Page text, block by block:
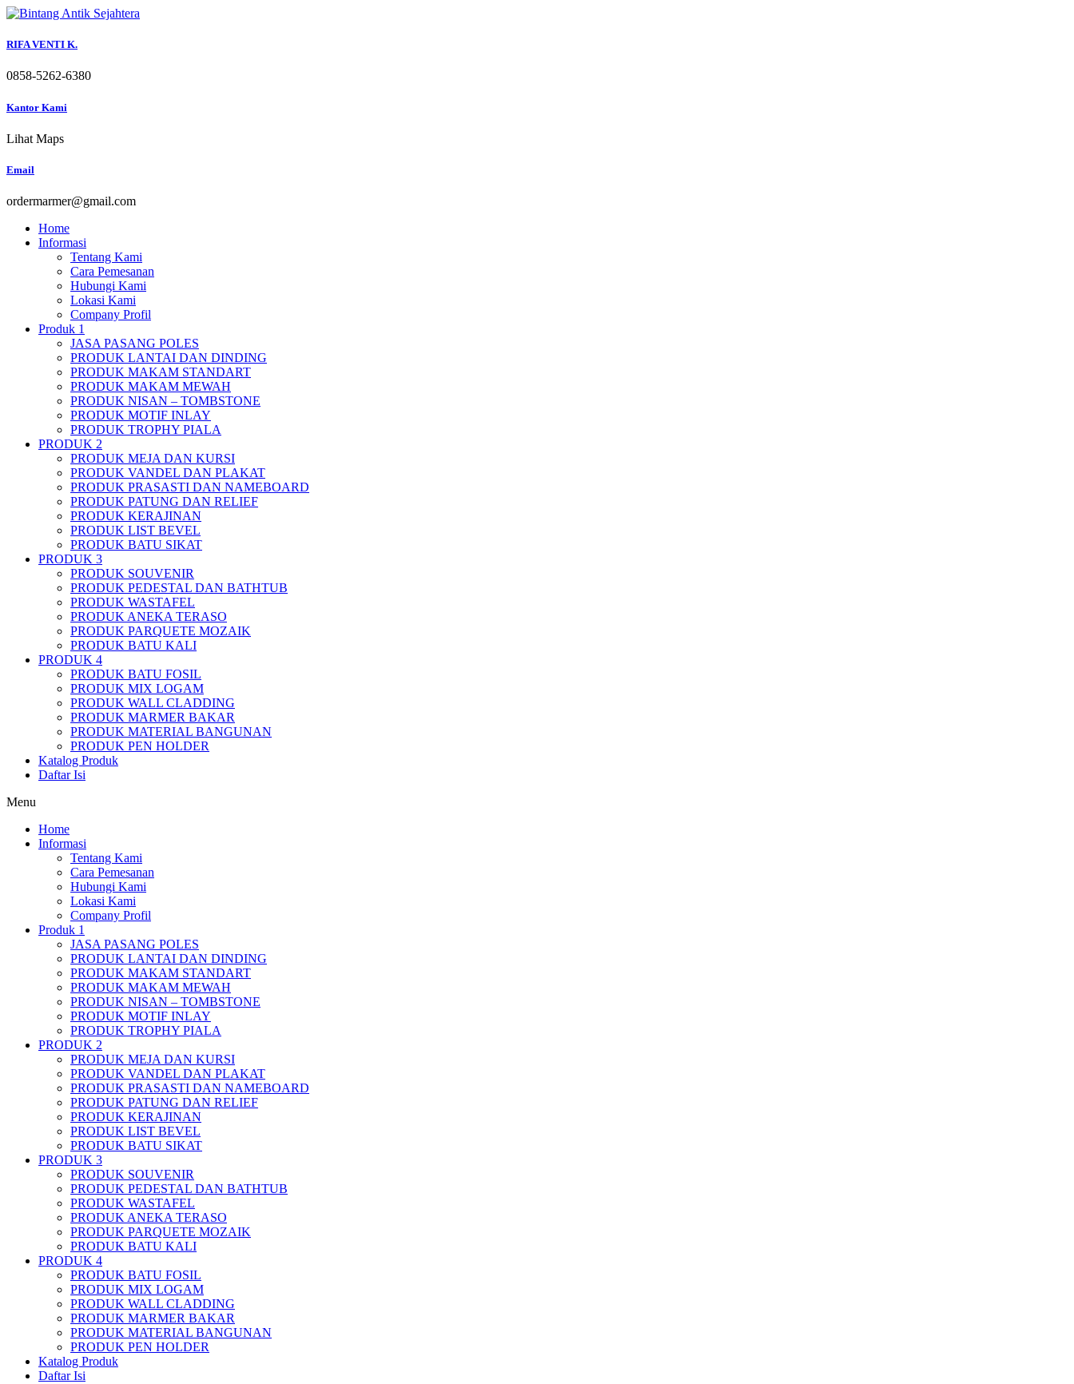
Skip
content
RIFA VENTI K.
0858-5262-6380
Kantor Kami
Lihat Maps
Email
ordermarmer@gmail.com
Home
Informasi
Tentang Kami
Cara Pemesanan
Hubungi Kami
Lokasi Kami
Company Profil
Produk 1
JASA PASANG POLES
PRODUK LANTAI DAN DINDING
PRODUK MAKAM STANDART
PRODUK MAKAM MEWAH
PRODUK NISAN – TOMBSTONE
PRODUK MOTIF INLAY
PRODUK TROPHY PIALA
PRODUK 2
PRODUK MEJA DAN KURSI
PRODUK VANDEL DAN PLAKAT
PRODUK PRASASTI DAN NAMEBOARD
PRODUK PATUNG DAN RELIEF
PRODUK KERAJINAN
PRODUK LIST BEVEL
PRODUK BATU SIKAT
PRODUK 3
PRODUK SOUVENIR
PRODUK PEDESTAL DAN BATHTUB
PRODUK WASTAFEL
PRODUK ANEKA TERASO
PRODUK PARQUETE MOZAIK
PRODUK BATU KALI
PRODUK 4
PRODUK BATU FOSIL
PRODUK MIX LOGAM
PRODUK WALL CLADDING
PRODUK MARMER BAKAR
PRODUK MATERIAL BANGUNAN
PRODUK PEN HOLDER
Katalog Produk
Daftar Isi
Menu
Home
Informasi
Tentang Kami
Cara Pemesanan
Hubungi Kami
Lokasi Kami
Company Profil
Produk 1
JASA PASANG POLES
PRODUK LANTAI DAN DINDING
PRODUK MAKAM STANDART
PRODUK MAKAM MEWAH
PRODUK NISAN – TOMBSTONE
PRODUK MOTIF INLAY
PRODUK TROPHY PIALA
PRODUK 2
PRODUK MEJA DAN KURSI
PRODUK VANDEL DAN PLAKAT
PRODUK PRASASTI DAN NAMEBOARD
PRODUK PATUNG DAN RELIEF
PRODUK KERAJINAN
PRODUK LIST BEVEL
PRODUK BATU SIKAT
PRODUK 3
PRODUK SOUVENIR
PRODUK PEDESTAL DAN BATHTUB
PRODUK WASTAFEL
PRODUK ANEKA TERASO
PRODUK PARQUETE MOZAIK
PRODUK BATU KALI
PRODUK 4
PRODUK BATU FOSIL
PRODUK MIX LOGAM
PRODUK WALL CLADDING
PRODUK MARMER BAKAR
PRODUK MATERIAL BANGUNAN
PRODUK PEN HOLDER
Katalog Produk
Daftar Isi